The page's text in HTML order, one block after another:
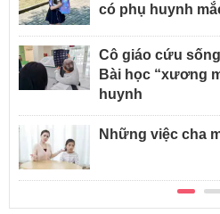
có phụ huynh
Cô giáo cứu
Bài học “xương
huynh
Những việc cha